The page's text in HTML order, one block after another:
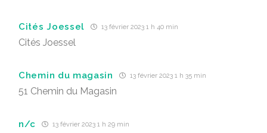
Cités Joessel 13 février 2023 1 h 40 min
Cités Joessel
Chemin du magasin 13 février 2023 1 h 35 min
51 Chemin du Magasin
n/c 13 février 2023 1 h 29 min